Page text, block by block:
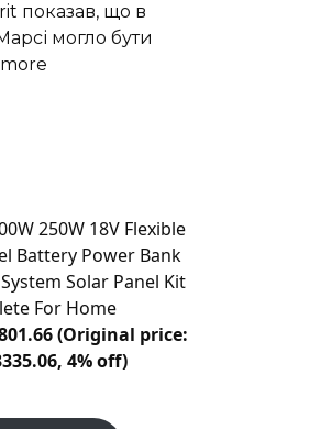
показав, що в
могло бути
більше
води
на
Марсі
250W 18V Flexible
Battery Power Bank
Solar Panel Kit
For Home
(Original price:
4% off)